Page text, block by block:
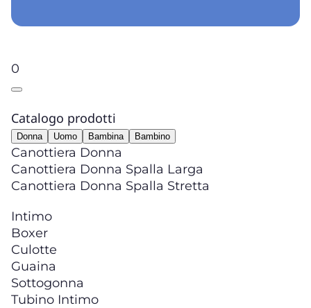
0
Catalogo prodotti
Donna Uomo Bambina Bambino
Canottiera Donna
Canottiera Donna Spalla Larga
Canottiera Donna Spalla Stretta
Intimo
Boxer
Culotte
Guaina
Sottogonna
Tubino Intimo